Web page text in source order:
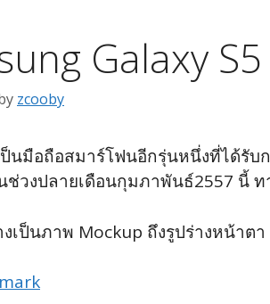
Galaxy
zcooby
ป็นมือถือสมาร์โฟนอีกรุ่นหนึ่งที่ได้รั
ช่วงปลายเดือนกุมภาพันธ์2557 นี้
เป็นภาพ Mockup ถึงรูปร่างหน้า